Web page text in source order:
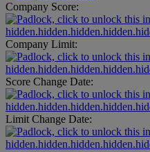
Company Score:
Company Limit:
Score Change Date:
Limit Change Date: